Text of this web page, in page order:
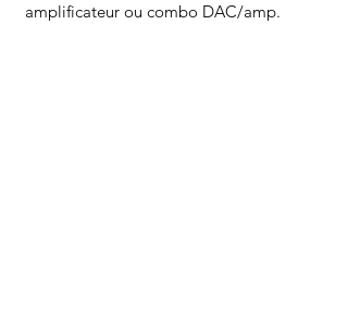
amplificateur ou combo DAC/amp.